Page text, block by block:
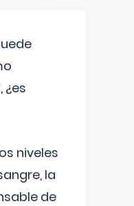
¿es
niveles
la
de